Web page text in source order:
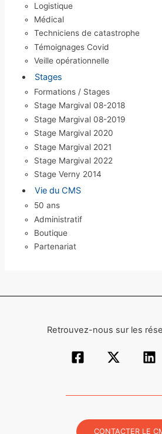
Logistique
Médical
Techniciens de catastrophe
Témoignages Covid
Veille opérationnelle
Stages
Formations / Stages
Stage Margival 08-2018
Stage Margival 08-2019
Stage Margival 2020
Stage Margival 2021
Stage Margival 2022
Stage Verny 2014
Vie du CMS
50 ans
Administratif
Boutique
Partenariat
Retrouvez-nous sur les
CONTACTER LE